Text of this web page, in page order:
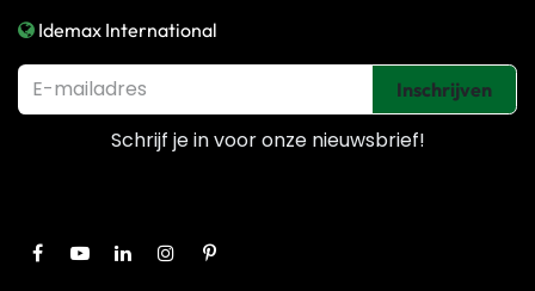
Idemax International
Inschrijven
Schrijf je in voor onze nieuwsbrief!